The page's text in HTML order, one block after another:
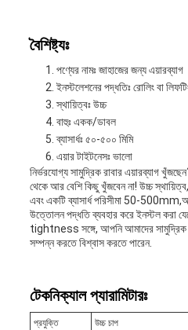
বৈশিষ্ট্যঃ
পণ্যের নামঃ জাহাজের জন্য এয়ারব্যাগ
ইনস্টলেশনের পদ্ধতিঃ রোলিং বা
স্থায়িত্বঃ উচ্চ
বাহুঃ একক/ডাবল
ব্যাসার্ধঃ ৫০-৫০০ মিমি
এয়ার টাইটনেসঃ ভালো
নির্ভরযোগ্য সামুদ্রিক রাবার এয়ারব্যাগ
থেকে আর বেশি কিছু খুঁজবেন না! উচ্চ
এবং একটি ব্যাসার্ধ পরিসীমা 50-
উত্তোলন পদ্ধতি ব্যবহার করে ইনস্টল করা
tightness সঙ্গে, আপনি আমাদের সামুদ্রিক
সম্পন্ন করতে বিশ্বাস করতে পারেন.
টেকনিক্যাল প্যারামিটারঃ
প্রযুক্তি
উচ্চ চাপ